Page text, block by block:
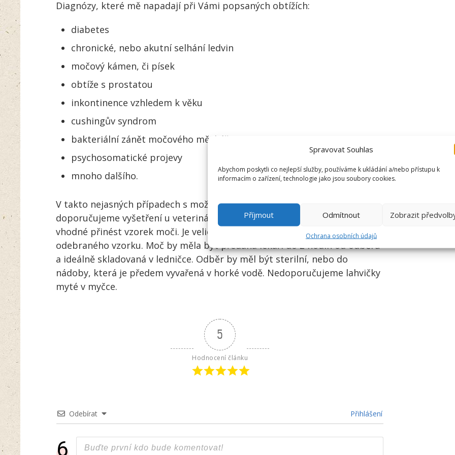
Spravovat Souhlas
Abychom poskytli co nejlepší služby, používáme k ukládání a/nebo přístupu k
informacím o zařízení, technologie jako jsou soubory cookies.
Příjmout Odmítnout Zobrazit
Ochrana osobních údajů
Diagnózy, které mě napadají při Vámi popsaných obtížích:
diabetes
chronické, nebo akutní selhání ledvin
močový kámen, či písek
obtíže s prostatou
inkontinence vzhledem k věku
cushingův syndrom
bakteriální zánět močového měchýře
psychosomatické projevy
mnoho dalšího.
V takto nejasných případech s možností některých velice vážných diagnoz
doporučujeme vyšetření u veterinárního lékaře. Již na první návštěvu je
vhodné přinést vzorek moči. Je velice důležité zachování čistoty a kvality
odebraného vzorku. Moč by měla být předána lékaři do 2 hodin od odběru
a ideálně skladovaná v ledničce. Odběr by měl být sterilní, nebo do
nádoby, která je předem vyvařená v horké vodě. Nedoporučujeme lahvičky
myté v myčce.
5
Hodnocení článku
Odebírat Přihlášení
6